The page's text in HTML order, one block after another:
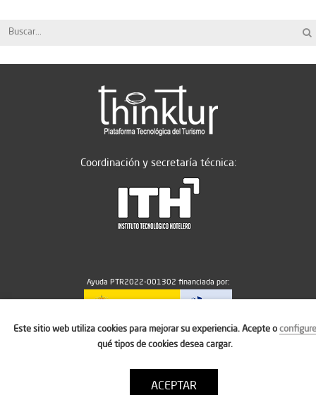
Coordinación y secretaría técnica:
Ayuda PTR2022-001302 financiada por:
MICIU/AEI/10.13039/501100011033
Política de cookies Condiciones de uso
Este sitio web utiliza cookies para mejorar su experiencia. Acepte oconfigure
qué tipos de cookies desea cargar.
ACEPTAR